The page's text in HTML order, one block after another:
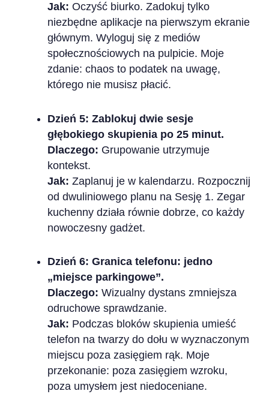
Jak: Oczyść biurko. Zadokuj tylko
niezbędne aplikacje na pierwszym ekranie
głównym. Wyloguj się z mediów
społecznościowych na pulpicie. Moje
zdanie: chaos to podatek na uwagę,
którego nie musisz płacić.
Dzień 5: Zablokuj dwie sesje
głębokiego skupienia po 25 minut.
Dlaczego: Grupowanie utrzymuje
kontekst.
Jak: Zaplanuj je w kalendarzu. Rozpocznij
od dwuliniowego planu na Sesję 1. Zegar
kuchenny działa równie dobrze, co każdy
nowoczesny gadżet.
Dzień 6: Granica telefonu: jedno
„miejsce parkingowe”.
Dlaczego: Wizualny dystans zmniejsza
odruchowe sprawdzanie.
Jak: Podczas bloków skupienia umieść
telefon na twarzy do dołu w wyznaczonym
miejscu poza zasięgiem rąk. Moje
przekonanie: poza zasięgiem wzroku,
poza umysłem jest niedoceniane.